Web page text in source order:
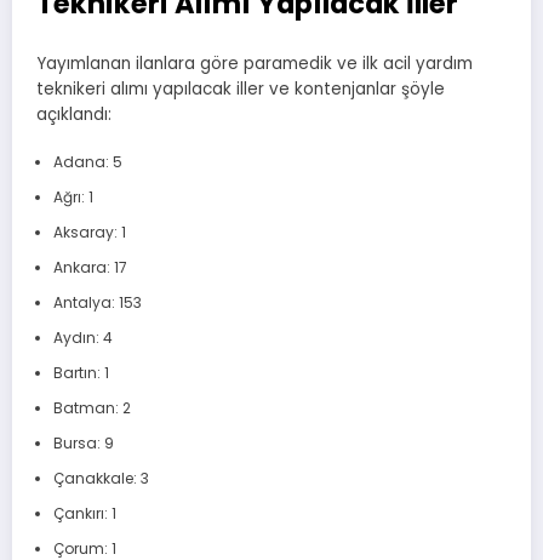
Yayımlanan ilanlara göre paramedik ve ilk acil yardım
teknikeri alımı yapılacak iller ve kontenjanlar şöyle
açıklandı:
Adana: 5
Ağrı: 1
Aksaray: 1
Ankara: 17
Antalya: 153
Aydın: 4
Bartın: 1
Batman: 2
Bursa: 9
Çanakkale: 3
Çankırı: 1
Çorum: 1